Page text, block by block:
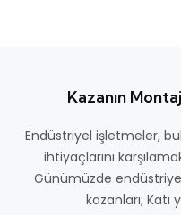
Kazanın
Endüstriyel işletmeler,
ihtiyaçlarını
Günümüzde
kazanları; Katı